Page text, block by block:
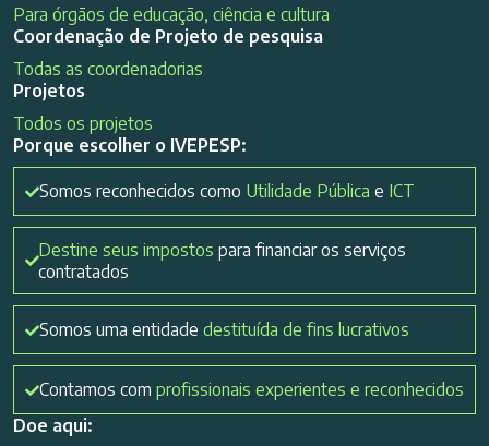
Para órgãos de educação, ciência e cultura
Coordenação de Projeto de pesquisa
Todas as coordenadorias
Projetos
Todos os projetos
Porque escolher o IVEPESP:
Somos reconhecidos como Utilidade Pública e ICT
Destine seus impostos para financiar os serviços
contratados
Somos uma entidade destituída de fins lucrativos
Contamos com profissionais experientes e reconhecidos
Doe aqui: